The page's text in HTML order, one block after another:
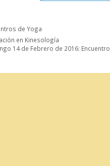
de Yoga
en Kinesología
14 de Febrero de 2016: